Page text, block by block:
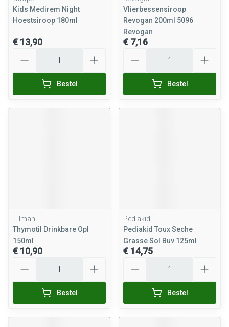
Kids Medirem Night
Hoestsiroop 180ml
€ 13,90
Bestel
Vlierbessensiroop
Revogan 200ml 5096
Revogan
€ 7,16
Bestel
Tilman
Thymotil Drinkbare Opl
150ml
€ 10,90
Bestel
Pediakid
Pediakid Toux Seche
Grasse Sol Buv 125ml
€ 14,75
Bestel